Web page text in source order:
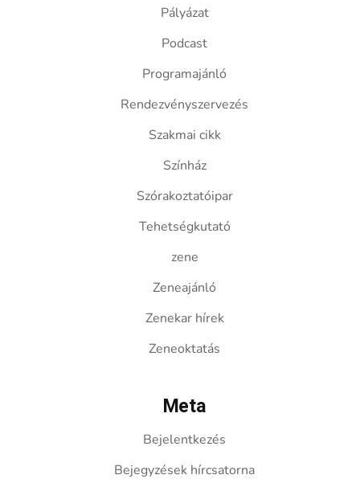
Pályázat
Podcast
Programajánló
Rendezvényszervezés
Szakmai cikk
Színház
Szórakoztatóipar
Tehetségkutató
zene
Zeneajánló
Zenekar hírek
Zeneoktatás
Meta
Bejelentkezés
Bejegyzések hírcsatorna